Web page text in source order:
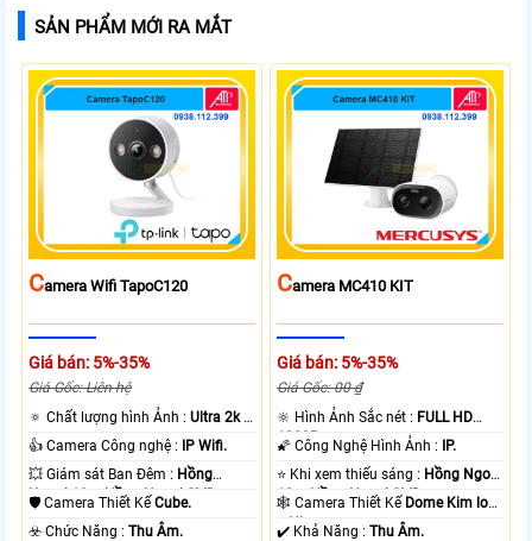
SẢN PHẨM MỚI RA MẮT
CAmera Wifi TapoC120
Giá bán: 5%-35%
Giá Gốc: Liên hệ
🔅 Chất lượng hình Ảnh :Ultra 2k +
.
👍 Camera Công nghệ :
IP Wifi.
💥 Giám sát Ban Đêm : Hồng
Ngoại 10m Hồng Ngoại SMD.
🛡 Camera Thiết KếCube.
️☣️ Chức Năng :Thu Âm.
CAmera MC410 KIT
Giá bán: 5%-35%
Giá Gốc: 00 ₫
🔆 Hình Ảnh Sắc nét : FULL HD
1080P .
🌠 Công Nghệ Hình Ảnh :
IP.
⭐ Khi xem thiếu sáng : Hồng Ngoại
10m Hồng Ngoại SMD.
🕸️ Camera Thiết Kế Dome Kim loại
+ Nhựa.
️✔️ Khả Năng :Thu Âm.